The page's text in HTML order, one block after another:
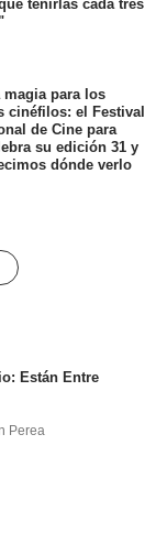
teñirlas cada tres
magia para los
cinéfilos: el Festival
de Cine para
su edición 31 y
dónde verlo
Están Entre
Perea